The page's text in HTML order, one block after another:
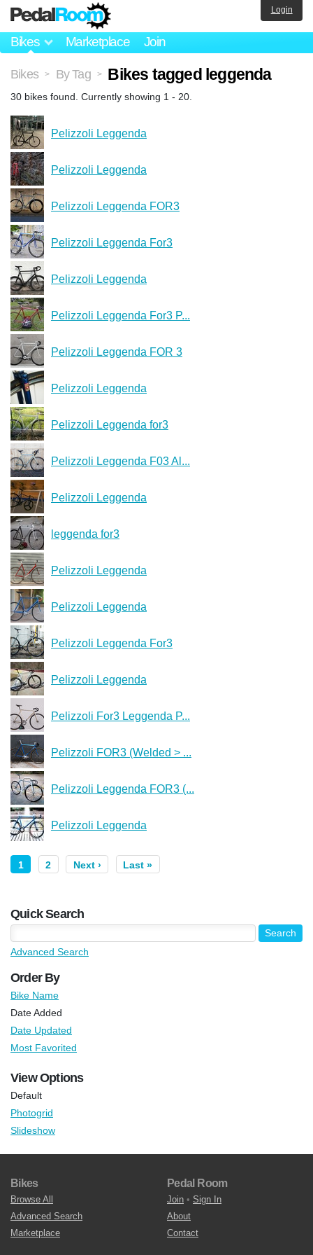
Bikes Marketplace Join
Login
Bikes > By Tag > Bikes tagged leggenda
30 bikes found. Currently showing 1 - 20.
Pelizzoli Leggenda
Pelizzoli Leggenda
Pelizzoli Leggenda FOR3
Pelizzoli Leggenda For3
Pelizzoli Leggenda
Pelizzoli Leggenda For3 P...
Pelizzoli Leggenda FOR 3
Pelizzoli Leggenda
Pelizzoli Leggenda for3
Pelizzoli Leggenda F03 Al...
Pelizzoli Leggenda
leggenda for3
Pelizzoli Leggenda
Pelizzoli Leggenda
Pelizzoli Leggenda For3
Pelizzoli Leggenda
Pelizzoli For3 Leggenda P...
Pelizzoli FOR3 (Welded > ...
Pelizzoli Leggenda FOR3 (...
Pelizzoli Leggenda
1 2 Next › Last »
Quick Search
Advanced Search
Order By
Bike Name
Date Added
Date Updated
Most Favorited
View Options
Default
Photogrid
Slideshow
Bikes
Browse All
Advanced Search
Marketplace
Pedal Room
Join • Sign In
About
Contact